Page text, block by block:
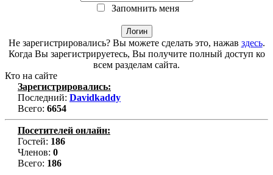
Запомнить меня
Не зарегистрировались? Вы можете сделать это, нажав здесь.
Когда Вы зарегистрируетесь, Вы получите полный доступ ко
всем разделам сайта.
Кто на сайте
Зарегистрировались:
Последний: Davidkaddy
Всего: 6654
Посетителей онлайн:
Гостей: 186
Членов: 0
Всего: 186